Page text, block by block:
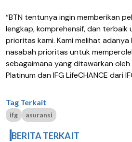
“BTN tentunya ingin memberikan
lengkap, komprehensif, dan terbaik
prioritas kami. Kami melihat
nasabah prioritas untuk
sebagaimana yang ditawarkan
Platinum dan IFG LifeCHANCE dari
Tag Terkait
ifg asuransi
BERITA TERKAIT